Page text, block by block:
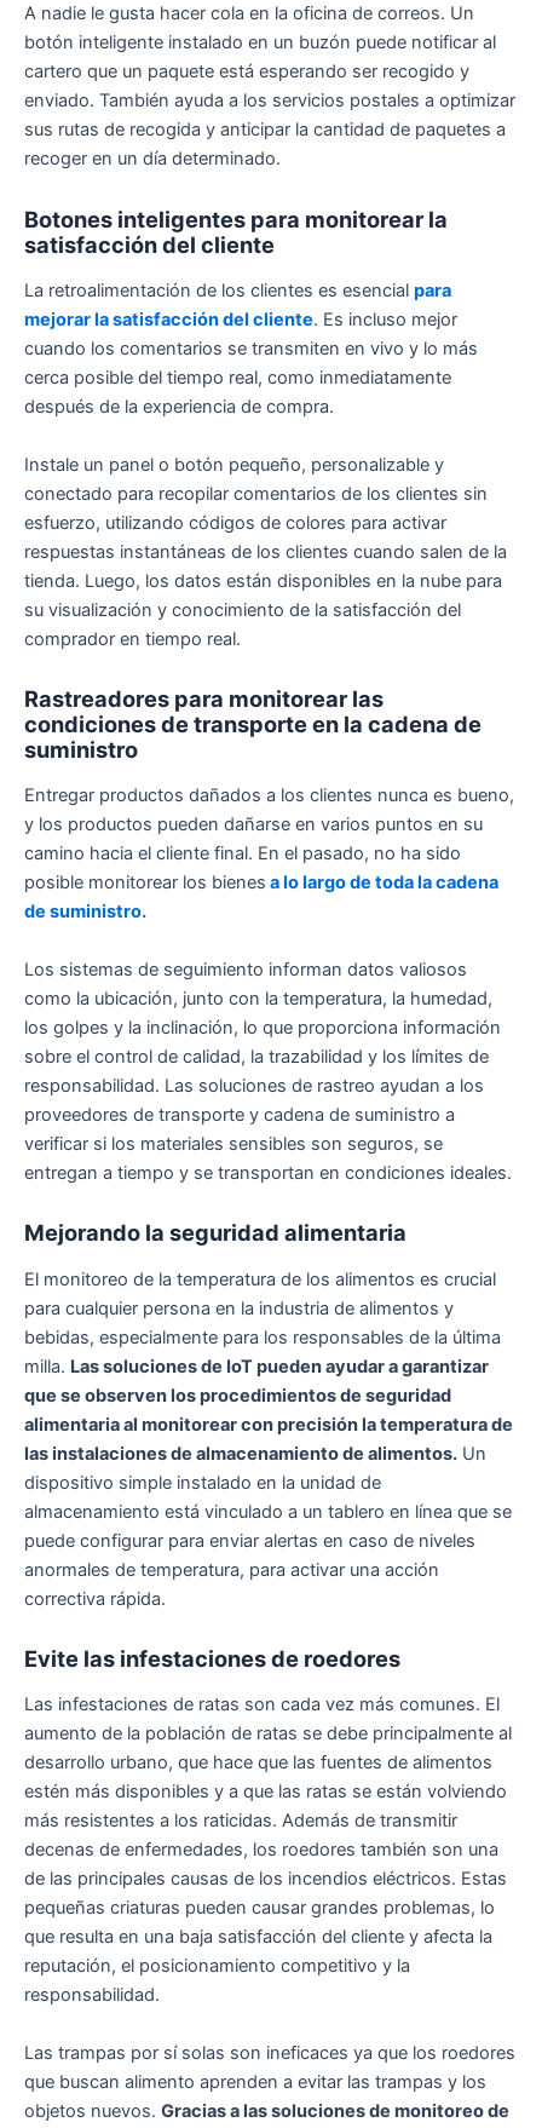
A nadie le gusta hacer cola en la oficina de correos. Un
botón inteligente instalado en un buzón puede notificar al
cartero que un paquete está esperando ser recogido y
enviado. También ayuda a los servicios postales a optimizar
sus rutas de recogida y anticipar la cantidad de paquetes a
recoger en un día determinado.
Botones inteligentes para monitorear la
satisfacción del cliente
La retroalimentación de los clientes es esencial para
mejorar la satisfacción del cliente. Es incluso mejor
cuando los comentarios se transmiten en vivo y lo más
cerca posible del tiempo real, como inmediatamente
después de la experiencia de compra.
Instale un panel o botón pequeño, personalizable y
conectado para recopilar comentarios de los clientes sin
esfuerzo, utilizando códigos de colores para activar
respuestas instantáneas de los clientes cuando salen de la
tienda. Luego, los datos están disponibles en la nube para
su visualización y conocimiento de la satisfacción del
comprador en tiempo real.
Rastreadores para monitorear las
condiciones de transporte en la cadena de
suministro
Entregar productos dañados a los clientes nunca es bueno,
y los productos pueden dañarse en varios puntos en su
camino hacia el cliente final. En el pasado, no ha sido
posible monitorear los bienes a lo largo de toda la cadena
de suministro.
Los sistemas de seguimiento informan datos valiosos
como la ubicación, junto con la temperatura, la humedad,
los golpes y la inclinación, lo que proporciona información
sobre el control de calidad, la trazabilidad y los límites de
responsabilidad. Las soluciones de rastreo ayudan a los
proveedores de transporte y cadena de suministro a
verificar si los materiales sensibles son seguros, se
entregan a tiempo y se transportan en condiciones ideales.
Mejorando la seguridad alimentaria
El monitoreo de la temperatura de los alimentos es crucial
para cualquier persona en la industria de alimentos y
bebidas, especialmente para los responsables de la última
milla. Las soluciones de IoT pueden ayudar a garantizar
que se observen los procedimientos de seguridad
alimentaria al monitorear con precisión la temperatura de
las instalaciones de almacenamiento de alimentos. Un
dispositivo simple instalado en la unidad de
almacenamiento está vinculado a un tablero en línea que se
puede configurar para enviar alertas en caso de niveles
anormales de temperatura, para activar una acción
correctiva rápida.
Evite las infestaciones de roedores
Las infestaciones de ratas son cada vez más comunes. El
aumento de la población de ratas se debe principalmente al
desarrollo urbano, que hace que las fuentes de alimentos
estén más disponibles y a que las ratas se están volviendo
más resistentes a los raticidas. Además de transmitir
decenas de enfermedades, los roedores también son una
de las principales causas de los incendios eléctricos. Estas
pequeñas criaturas pueden causar grandes problemas, lo
que resulta en una baja satisfacción del cliente y afecta la
reputación, el posicionamiento competitivo y la
responsabilidad.
Las trampas por sí solas son ineficaces ya que los roedores
que buscan alimento aprenden a evitar las trampas y los
objetos nuevos. Gracias a las soluciones de monitoreo de